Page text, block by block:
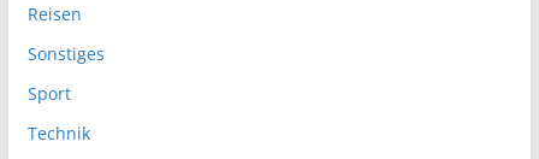
Reisen
Sonstiges
Sport
Technik